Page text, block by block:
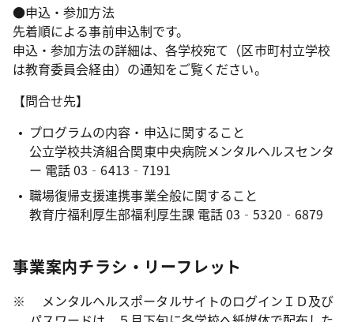
●申込・参加方法
先着順による事前申込制です。
申込・参加方法の詳細は、各学校宛て（区市町村立学校
は教育委員会経由）の通知をご覧ください。
【問合せ先】
プログラムの内容・申込に関すること
公立学校共済組合関東中央病院メンタルヘルスセンタ
ー 電話 03‐6413‐7191
職場復帰支援連携事業全般に関すること
教育庁福利厚生部福利厚生課 電話 03‐5320‐6879
事業案内チラシ・リーフレット
メンタルヘルスポータルサイトのログインＩＤ及び